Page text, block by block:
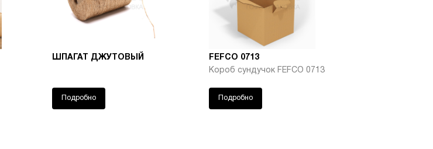
ШПАГАТ ДЖУТОВЫЙ
Подробно
FEFCO 0713
Короб сундучок FEFCO 0713
Подробно